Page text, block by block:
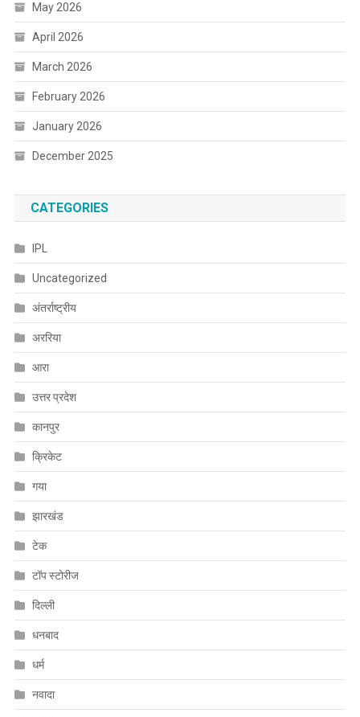
May 2026
April 2026
March 2026
February 2026
January 2026
December 2025
CATEGORIES
IPL
Uncategorized
अंतर्राष्ट्रीय
अररिया
आरा
उत्तर प्रदेश
कानपुर
क्रिकेट
गया
झारखंड
टेक
टॉप स्टोरीज
दिल्ली
धनबाद
धर्म
नवादा